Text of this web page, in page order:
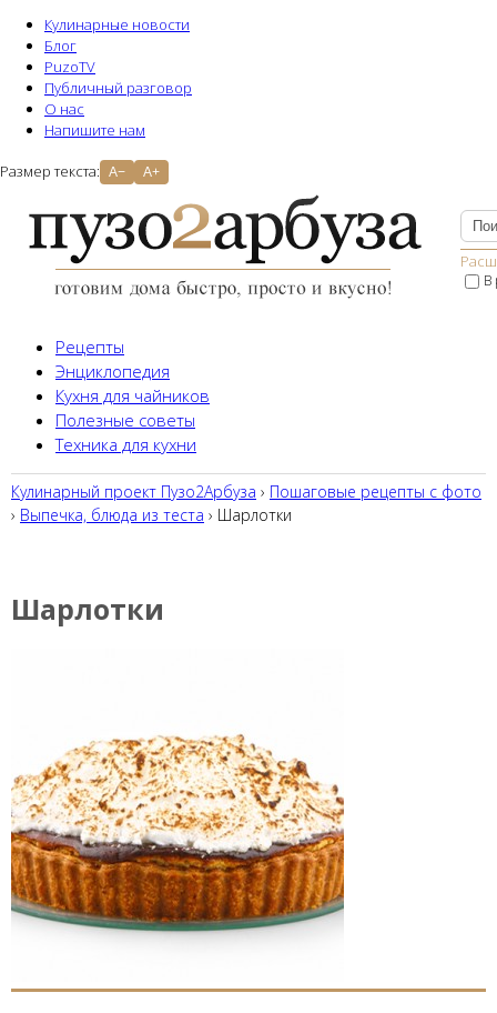
Кулинарные новости
Блог
PuzoTV
Публичный разговор
О нас
Напишите нам
Размер текста: A− A+
В
Рецепты
Энциклопедия
Кухня для чайников
Полезные советы
Техника для кухни
Кулинарный проект Пузо2Aрбуза › Пошаговые рецепты с фото
› Выпечка, блюда из теста › Шарлотки
Шарлотки